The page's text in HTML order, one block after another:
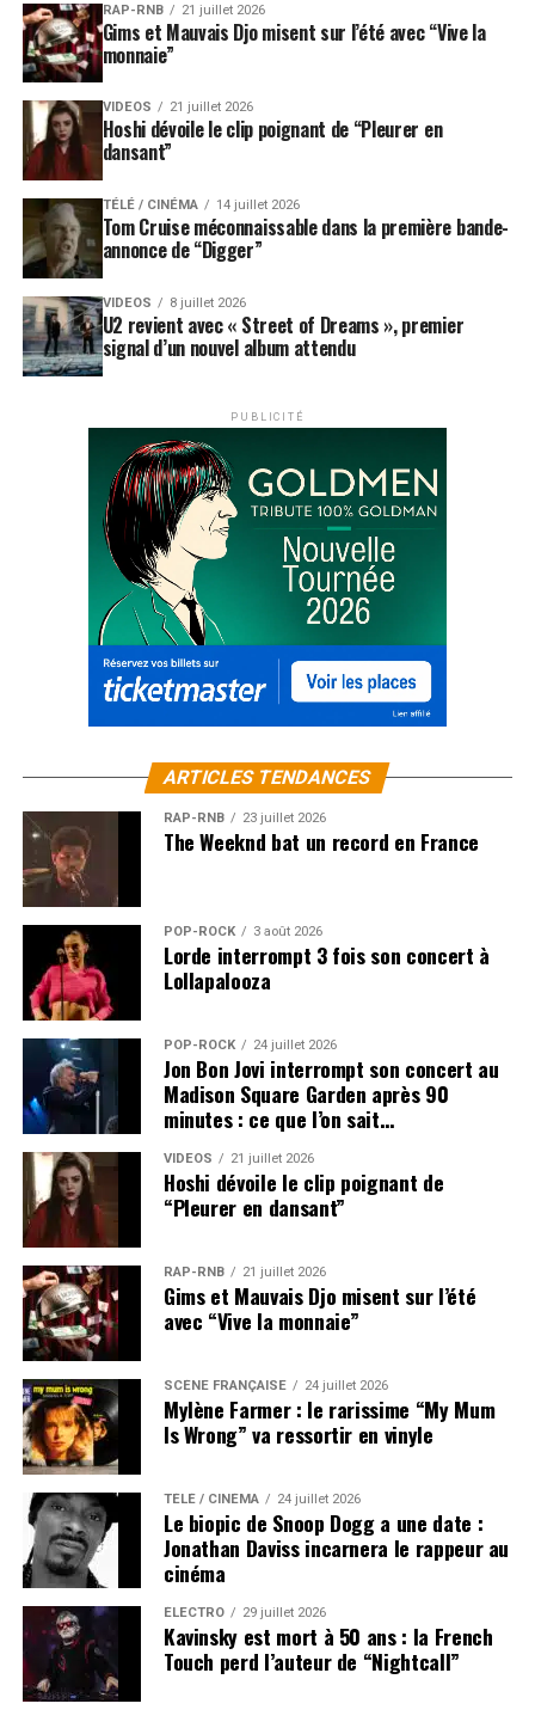
RAP-RNB 21 juillet 2026
Gims et Mauvais Djo misent sur l’été avec “Vive la
monnaie”
VIDEOS 21 juillet 2026
Hoshi dévoile le clip poignant de “Pleurer en
dansant”
TÉLÉ / CINÉMA 14 juillet 2026
Tom Cruise méconnaissable dans la première bande-
annonce de “Digger”
VIDEOS 8 juillet 2026
U2 revient avec « Street of Dreams », premier
signal d’un nouvel album attendu
PUBLICITÉ
ARTICLES TENDANCES
RAP-RNB 23 juillet 2026
The Weeknd bat un record en France
POP-ROCK 3 août 2026
Lorde interrompt 3 fois son concert à
Lollapalooza
POP-ROCK 24 juillet 2026
Jon Bon Jovi interrompt son concert au
Madison Square Garden après 90
minutes : ce que l’on sait…
VIDEOS 21 juillet 2026
Hoshi dévoile le clip poignant de
“Pleurer en dansant”
RAP-RNB 21 juillet 2026
Gims et Mauvais Djo misent sur l’été
avec “Vive la monnaie”
SCÈNE FRANÇAISE 24 juillet 2026
Mylène Farmer : le rarissime “My Mum
Is Wrong” va ressortir en vinyle
TÉLÉ / CINÉMA 24 juillet 2026
Le biopic de Snoop Dogg a une date :
Jonathan Daviss incarnera le rappeur au
cinéma
ÉLECTRO 29 juillet 2026
Kavinsky est mort à 50 ans : la French
Touch perd l’auteur de “Nightcall”